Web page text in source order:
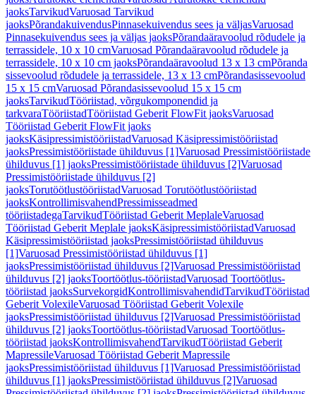
jaoksTarvikudVaruosad Tarvikud
jaoksPõrandakuivendusPinnasekuivendus sees ja väljasVaruosad
Pinnasekuivendus sees ja väljas jaoksPõrandaäravoolud rõdudele ja
terrassidele, 10 x 10 cmVaruosad Põrandaäravoolud rõdudele ja
terrassidele, 10 x 10 cm jaoksPõrandaäravoolud 13 x 13 cmPõranda
sissevoolud rõdudele ja terrassidele, 13 x 13 cmPõrandasissevoolud
15 x 15 cmVaruosad Põrandasissevoolud 15 x 15 cm
jaoksTarvikudTööriistad, võrgukomponendid ja
tarkvaraTööriistadTööriistad Geberit FlowFit jaoksVaruosad
Tööriistad Geberit FlowFit jaoks
jaoksKäsipressimistööriistadVaruosad Käsipressimistööriistad
jaoksPressimistööriistade ühilduvus [1]Varuosad Pressimistööriistade
ühilduvus [1] jaoksPressimistööriistade ühilduvus [2]Varuosad
Pressimistööriistade ühilduvus [2]
jaoksTorutöötlustööriistadVaruosad Torutöötlustööriistad
jaoksKontrollimisvahendPressimisseadmed
tööriistadegaTarvikudTööriistad Geberit MeplaleVaruosad
Tööriistad Geberit Meplale jaoksKäsipressimistööriistadVaruosad
Käsipressimistööriistad jaoksPressimistööriistad ühilduvus
[1]Varuosad Pressimistööriistad ühilduvus [1]
jaoksPressimistööriistad ühilduvus [2]Varuosad Pressimistööriistad
ühilduvus [2] jaoksToortöötlus-tööriistadVaruosad Toortöötlus-
tööriistad jaoksSurvekorgidKontrollimisvahendidTarvikudTööriistad
Geberit VolexileVaruosad Tööriistad Geberit Volexile
jaoksPressimistööriistad ühilduvus [2]Varuosad Pressimistööriistad
ühilduvus [2] jaoksToortöötlus-tööriistadVaruosad Toortöötlus-
tööriistad jaoksKontrollimisvahendTarvikudTööriistad Geberit
MapressileVaruosad Tööriistad Geberit Mapressile
jaoksPressimistööriistad ühilduvus [1]Varuosad Pressimistööriistad
ühilduvus [1] jaoksPressimistööriistad ühilduvus [2]Varuosad